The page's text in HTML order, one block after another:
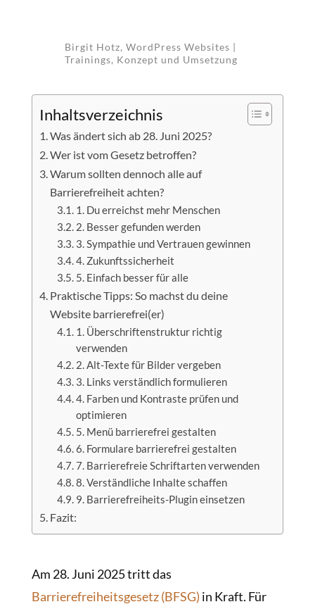
Birgit Hotz, WordPress Websites |
Trainings, Konzept und Umsetzung
Inhaltsverzeichnis
Was ändert sich ab 28. Juni 2025?
Wer ist vom Gesetz betroffen?
Warum sollten dennoch alle auf
Barrierefreiheit achten?
1. Du erreichst mehr Menschen
2. Besser gefunden werden
3. Sympathie und Vertrauen gewinnen
4. Zukunftssicherheit
5. Einfach besser für alle
Praktische Tipps: So machst du deine
Website barrierefrei(er)
1. Überschriftenstruktur richtig
verwenden
2. Alt-Texte für Bilder vergeben
3. Links verständlich formulieren
4. Farben und Kontraste prüfen und
optimieren
5. Menü barrierefrei gestalten
6. Formulare barrierefrei gestalten
7. Barrierefreie Schriftarten verwenden
8. Verständliche Inhalte schaffen
9. Barrierefreiheits-Plugin einsetzen
Fazit:
Am 28. Juni 2025 tritt das
Barrierefreiheitsgesetz (BFSG) in Kraft. Für